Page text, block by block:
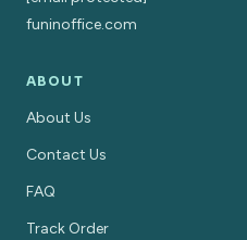
funinoffice.com
ABOUT
About Us
Contact Us
FAQ
Track Order